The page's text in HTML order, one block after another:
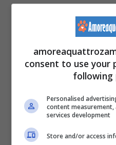
all’incirca un anno
luogo pubblico, il
Il ponte a Rivalta è
dalle famiglie con
persone potranno
quattro zampe
consent to use your
following
Personalised
content measurement,
services development
Store and/or access